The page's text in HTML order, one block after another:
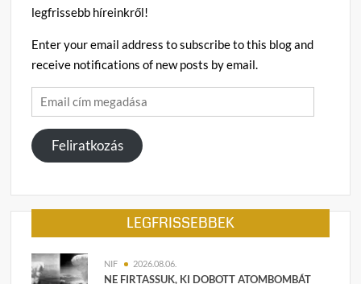
legfrissebb híreinkről!
Enter your email address to subscribe to this blog and
receive notifications of new posts by email.
Email
cím
megadása
Feliratkozás
LEGFRISSEBBEK
NIF 2026.08.06.
NE FIRTASSUK, KI DOBOTT ATOMBOMBÁT